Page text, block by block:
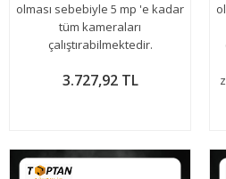
olması sebebiyle 5 mp 'e kadar
tüm kameraları
çalıştırabilmektedir.
3.727,92 TL